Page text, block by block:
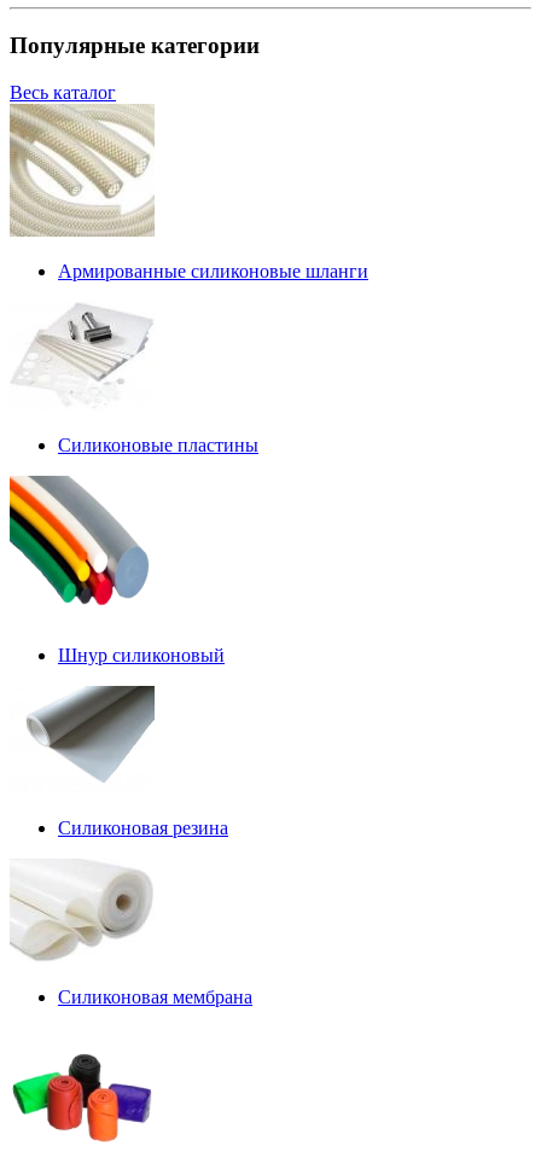
Популярные категории
Весь каталог
Армированные силиконовые шланги
Силиконовые пластины
Шнур силиконовый
Силиконовая резина
Силиконовая мембрана